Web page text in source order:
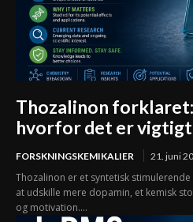
Thozalinon
hvorfor det er vigtigt
FORSKNINGSKEMIKALIER 21. juni
Thozalinon er et syntetisk
at udskille mere dopamin, et kemisk
og motivation....